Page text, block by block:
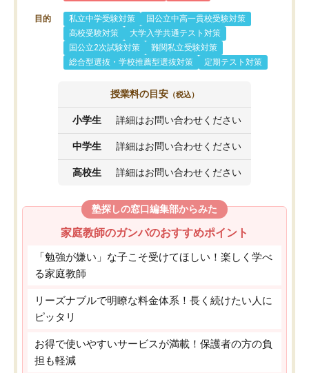
目的 私立中学受験対策
国公立中高一貫校受験対策
高校受験対策
大学入学共通テスト対策
国公立2次試験対策
難関私立受験対策
総合型選抜・学校推薦型選抜対策
定期テスト対策
授業料の目安 （税込）
小学生 詳細はお問い合わせください
中学生 詳細はお問い合わせください
高校生 詳細はお問い合わせください
塾探しの窓口編集部からみた
家庭教師のガンバのおすすめポイント
「勉強が嫌い」な子こそ受けてほしい！楽しく学べ
る家庭教師
リーズナブルで明瞭な料金体系！長く続けたい人に
ピッタリ
お得で使いやすいサービスが満載！保護者の方の負
担も軽減